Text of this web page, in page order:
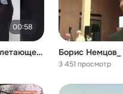
00:58
Предсерийный образец летающего автомобиля от китайской компании
3 451 просмотр